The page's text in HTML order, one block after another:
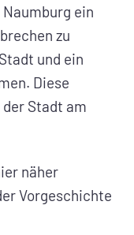
Naumburg ein
zu
und ein
Diese
der Stadt am
näher
Vorgeschichte